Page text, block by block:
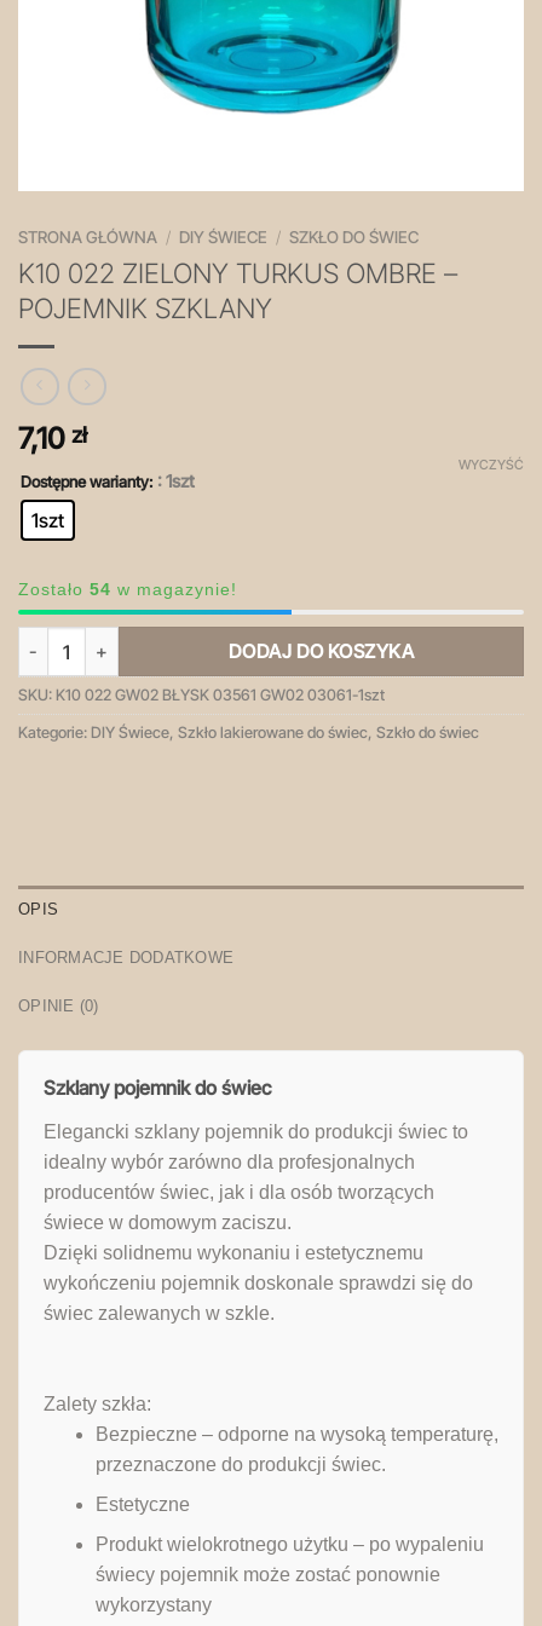
STRONA GŁÓWNA / DIY ŚWIECE / SZKŁO DO ŚWIEC
K10 022 ZIELONY TURKUS OMBRE –
POJEMNIK SZKLANY
7,10 zł
Dostępne warianty: : 1szt
1szt
WYCZYŚĆ
Zostało 54 w magazynie!
ilość K10 022 zielony turkus OMBRE - pojemnik szklany
DODAJ DO KOSZYKA
SKU: K10 022 GW02 BŁYSK 03561 GW02 03061-1szt
Kategorie: DIY Świece, Szkło lakierowane do świec, Szkło do świec
OPIS
INFORMACJE DODATKOWE
OPINIE (0)
Szklany pojemnik do świec
Elegancki szklany pojemnik do produkcji świec to
idealny wybór zarówno dla profesjonalnych
producentów świec, jak i dla osób tworzących
świece w domowym zaciszu.
Dzięki solidnemu wykonaniu i estetycznemu
wykończeniu pojemnik doskonale sprawdzi się do
świec zalewanych w szkle.
Zalety szkła:
Bezpieczne – odporne na wysoką temperaturę,
przeznaczone do produkcji świec.
Estetyczne
Produkt wielokrotnego użytku – po wypaleniu
świecy pojemnik może zostać ponownie
wykorzystany